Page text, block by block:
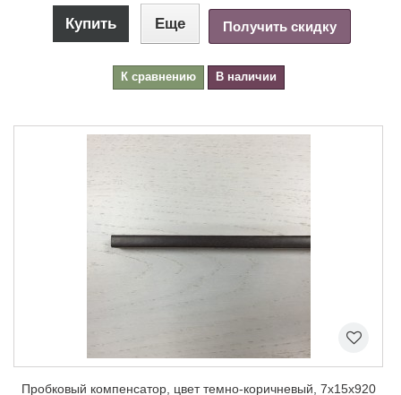
Купить Еще Получить скидку
К сравнению В наличии
Пробковый компенсатор, цвет темно-коричневый, 7х15х920